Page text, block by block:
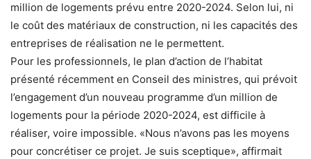
million de logements prévu entre 2020-2024. Selon lui, ni
le coût des matériaux de construction, ni les capacités des
entreprises de réalisation ne le permettent.
Pour les professionnels, le plan d’action de l’habitat
présenté récemment en Conseil des ministres, qui prévoit
l’engagement d’un nouveau programme d’un million de
logements pour la période 2020-2024, est difficile à
réaliser, voire impossible. «Nous n’avons pas les moyens
pour concrétiser ce projet. Je suis sceptique», affirmait